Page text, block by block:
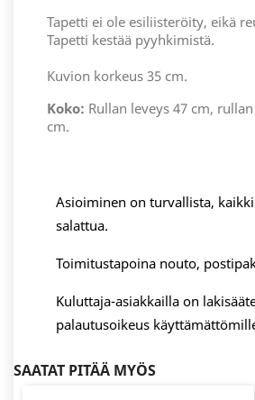
Tapetti ei ole esiliisteröity, eikä
Tapetti kestää pyyhkimistä.
Kuvion korkeus 35 cm.
Koko: Rullan leveys 47 cm,
cm.
Asioiminen on turvallista,
salattua.
Toimitustapoina nouto,
Kuluttaja-asiakkailla on
palautusoikeus
SAATAT PITÄÄ MYÖS